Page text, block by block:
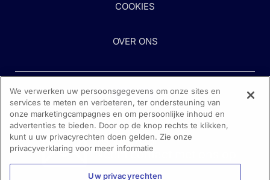
COOKIES
OVER ONS
Heeft u hulp nodig?
Neem contact met ons op
We verwerken uw persoonsgegevens om onze sites en
services te meten en verbeteren, ter ondersteuning van
onze marketingcampagnes en om persoonlijke inhoud en
advertenties te bieden. Door op de knop rechts te klikken,
kunt u uw privacyrechten doen gelden. Zie onze
privacyverklaring voor meer informatie
Uw privacyrechten